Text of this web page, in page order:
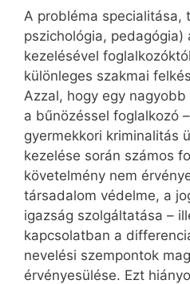
A probléma specialitása,
pszichológia,
kezelésével
különleges szakmai
Azzal, hogy egy
a bűnözéssel foglalkozó
gyermekkori kriminalitás
kezelése során számos
követelmény nem
társadalom védelme, a
igazság szolgáltatása –
kapcsolatban a
nevelési szempontok
érvényesülése. Ezt